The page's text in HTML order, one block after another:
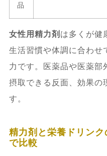
品
女性用精力剤 は多くが健
生活習慣や体調に合わせ
力です。医薬品や医薬部
摂取できる反面、効果の
す。
精力剤と栄養ドリン
で比較